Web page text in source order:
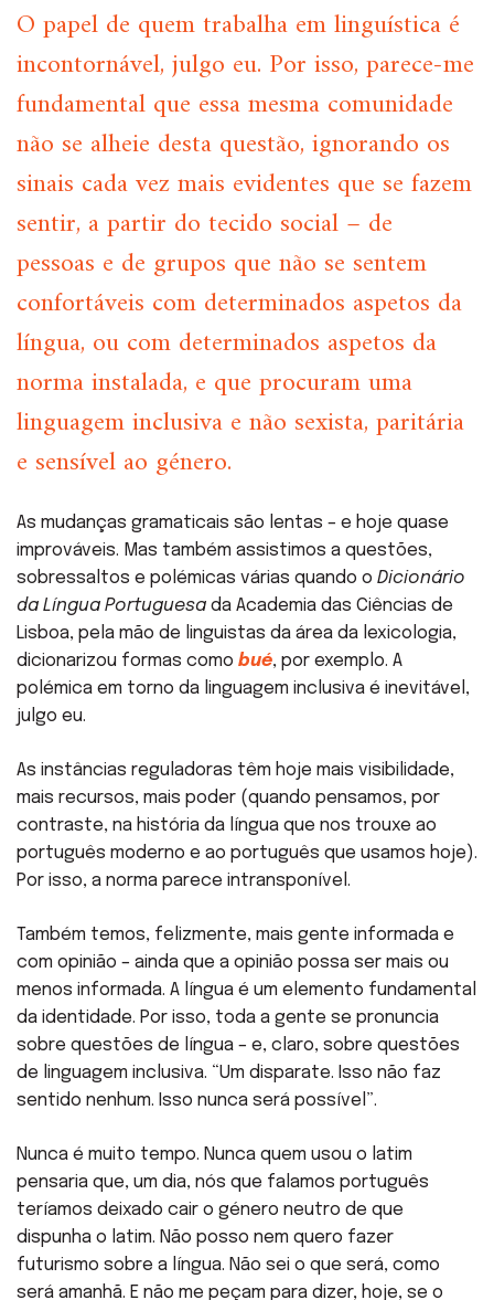
O papel de quem trabalha em linguística é
incontornável, julgo eu. Por isso, parece-me
fundamental que essa mesma comunidade
não se alheie desta questão, ignorando os
sinais cada vez mais evidentes que se fazem
sentir, a partir do tecido social – de
pessoas e de grupos que não se sentem
confortáveis com determinados aspetos da
língua, ou com determinados aspetos da
norma instalada, e que procuram uma
linguagem inclusiva e não sexista, paritária
e sensível ao género.
As mudanças gramaticais são lentas – e hoje quase
improváveis. Mas também assistimos a questões,
sobressaltos e polémicas várias quando o Dicionário
da Língua Portuguesa da Academia das Ciências de
Lisboa, pela mão de linguistas da área da lexicologia,
dicionarizou formas como bué, por exemplo. A
polémica em torno da linguagem inclusiva é inevitável,
julgo eu.
As instâncias reguladoras têm hoje mais visibilidade,
mais recursos, mais poder (quando pensamos, por
contraste, na história da língua que nos trouxe ao
português moderno e ao português que usamos hoje).
Por isso, a norma parece intransponível.
Também temos, felizmente, mais gente informada e
com opinião – ainda que a opinião possa ser mais ou
menos informada. A língua é um elemento fundamental
da identidade. Por isso, toda a gente se pronuncia
sobre questões de língua – e, claro, sobre questões
de linguagem inclusiva. “Um disparate. Isso não faz
sentido nenhum. Isso nunca será possível”.
Nunca é muito tempo. Nunca quem usou o latim
pensaria que, um dia, nós que falamos português
teríamos deixado cair o género neutro de que
dispunha o latim. Não posso nem quero fazer
futurismo sobre a língua. Não sei o que será, como
será amanhã. E não me peçam para dizer, hoje, se o